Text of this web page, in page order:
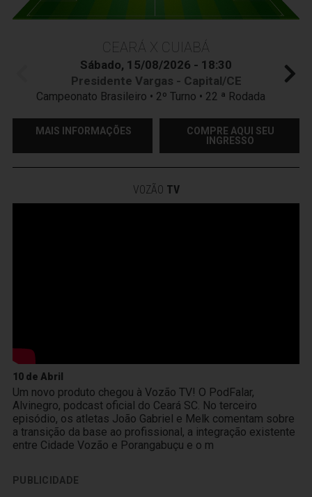
CEARÁ X CUIABÁ
Sábado, 15/08/2026 - 18:30
Presidente Vargas - Capital/CE
Campeonato Brasileiro • 2º Turno • 22 ª Rodada
MAIS INFORMAÇÕES
COMPRE AQUI SEU
INGRESSO
VOZÃO TV
10 de Abril
Um novo produto chegou à Vozão TV! O PodFalar,
Alvinegro, podcast oficial do Ceará SC. No terceiro
episódio, os atletas João Gabriel e Melk comentam sobre
a transição da base ao profissional, a integração existente
entre Cidade Vozão e Porangabuçu e o m
PUBLICIDADE